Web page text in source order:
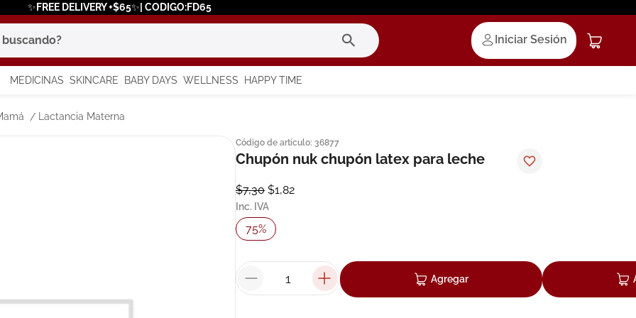
✨FREE DELIVERY +$65✨| CODIGO:FD65
Iniciar Sesión
MEDICINAS SKINCARE BABY DAYS WELLNESS HAPPY TIME
Lactancia Materna
Código de artículo: 36877
Chupón nuk chupón latex para leche
$7,30 $1,82
Inc. IVA
75%
Agregar
más buscados